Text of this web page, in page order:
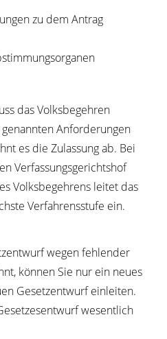
zu dem Antrag
das Volksbegehren
Anforderungen
es die Zulassung ab. Bei
Verfassungsgerichtshof
Volksbegehrens leitet das
Verfahrensstufe ein.
wegen fehlender
können Sie nur ein neues
Gesetzentwurf einleiten.
wesentlich